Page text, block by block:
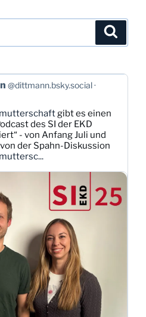
@dittmann.bsky.social
gibt es einen
des SI der EKD
- von Anfang Juli und
der Spahn-Diskussion